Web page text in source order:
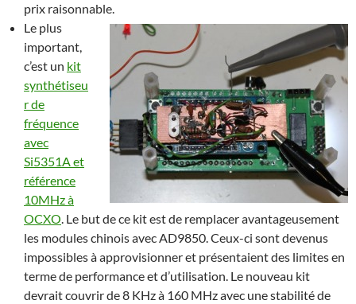
prix raisonnable.
Le plus
important,
c’est un kit
synthétiseu
r de
fréquence
avec
Si5351A et
référence
10MHz à
OCXO. Le but de ce kit est de remplacer avantageusement
les modules chinois avec AD9850. Ceux-ci sont devenus
impossibles à approvisionner et présentaient des limites en
terme de performance et d’utilisation. Le nouveau kit
devrait couvrir de 8 KHz à 160 MHz avec une stabilité de